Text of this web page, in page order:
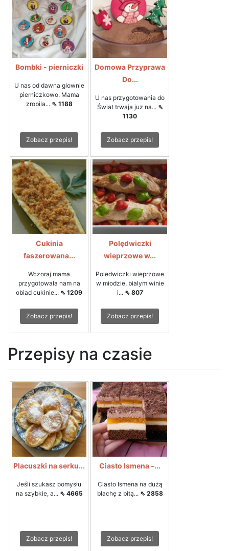
Bombki - pierniczki
U nas od dawna glownie
pierniczkowo. Mama
zrobila... ⇖ 1188
Zobacz przepis!
Domowa Przyprawa
Do...
U nas przygotowania do
Świat trwaja juz na... ⇖
1130
Zobacz przepis!
Cukinia
faszerowana...
Wczoraj mama
przygotowala nam na
obiad cukinie... ⇖ 1209
Zobacz przepis!
Polędwiczki
wieprzowe w...
Poledwiczki wieprzowe
w miodzie, bialym winie
i... ⇖ 807
Zobacz przepis!
Przepisy na czasie
Placuszki na serku...
Jeśli szukasz pomysłu
na szybkie, a... ⇖ 4665
Zobacz przepis!
Ciasto Ismena –...
Ciasto Ismena na dużą
blachę z bitą... ⇖ 2858
Zobacz przepis!